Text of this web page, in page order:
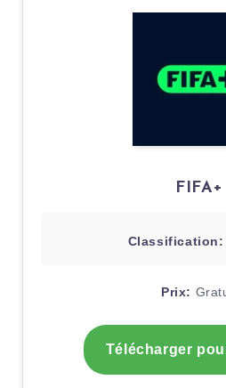
FIFA+
Classification:
Prix:
Télécharger